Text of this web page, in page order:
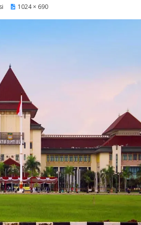
1024 × 690